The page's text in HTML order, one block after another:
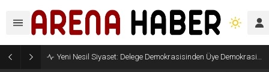
Yeni Nesil Siyaset: Delege Demokrasisinden Üye Demokrasisine